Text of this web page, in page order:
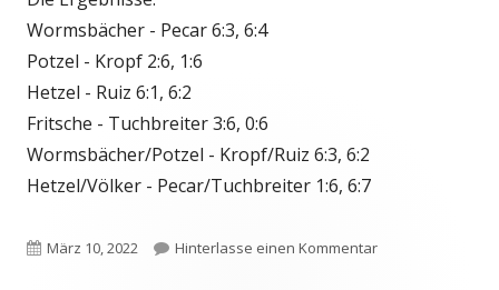
Wormsbächer - Pecar 6:3, 6:4
Potzel - Kropf 2:6, 1:6
Hetzel - Ruiz 6:1, 6:2
Fritsche - Tuchbreiter 3:6, 0:6
Wormsbächer/Potzel - Kropf/Ruiz 6:3, 6:2
Hetzel/Völker - Pecar/Tuchbreiter 1:6, 6:7
Veröffentlicht
März 10, 2022 Hinterlasse einen Kommentarzu TC